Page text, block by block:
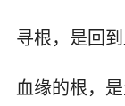
寻根，是回到
血缘的根，